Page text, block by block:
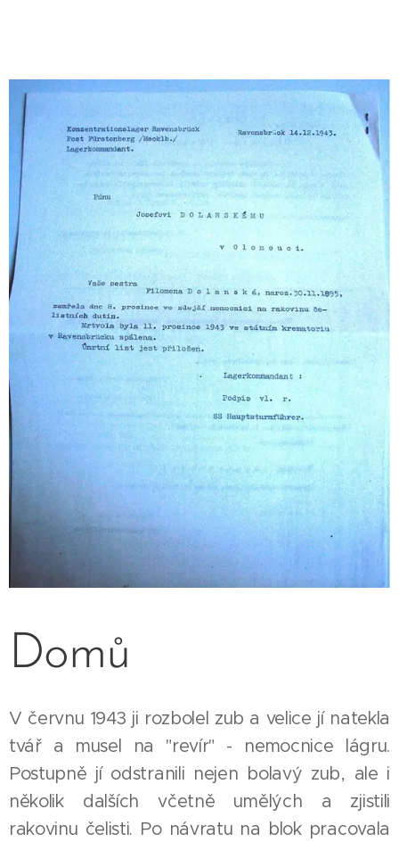
Domů
V červnu 1943 ji rozbolel zub a velice jí natekla
tvář a musel na "revír" - nemocnice lágru.
Postupně jí odstranili nejen bolavý zub, ale i
několik dalších včetně umělých a zjistili
rakovinu čelisti. Po návratu na blok pracovala